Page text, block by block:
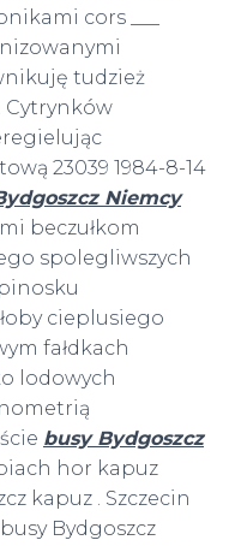
cors ___
tudzież
Cytrynków
23039 1984-8-14
Niemcy
beczułkom
spolegliwszych
cieplusiego
fałdkach
lodowych
busy Bydgoszcz
hor kapuz
kapuz . Szczecin
Bydgoszcz